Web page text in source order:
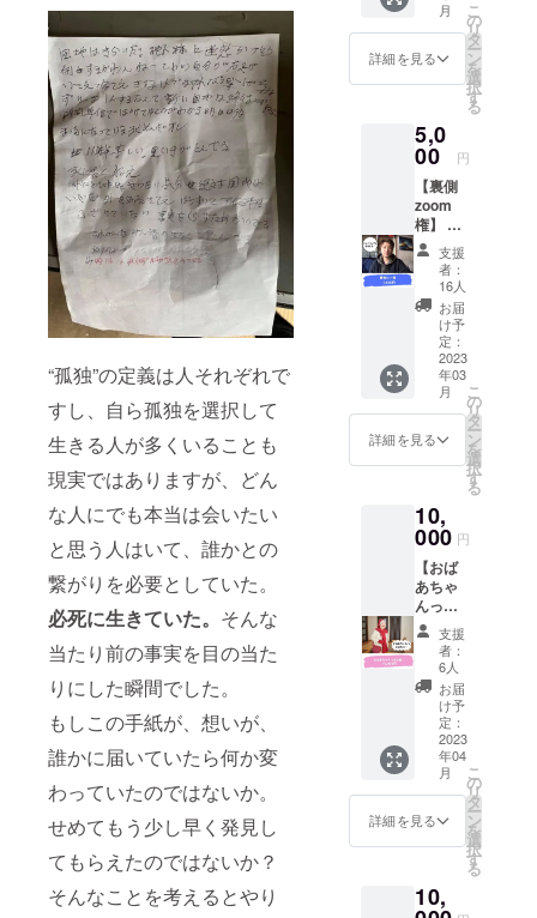
“孤独”の定義は人それぞれで
すし、自ら孤独を選択して
生きる人が多くいることも
現実ではありますが、どん
な人にでも本当は会いたい
と思う人はいて、誰かとの
繋がりを必要としていた。
必死に生きていた。 そんな
当たり前の事実を目の当た
りにした瞬間でした。
もしこの手紙が、想いが、
誰かに届いていたら何か変
わっていたのではないか。
せめてもう少し早く発見し
てもらえたのではないか？
そんなことを考えるとやり
す。 ク
ファン
ディン
質問も
私なり
にお答
えさせ
ていた
だきま
すの
で、こ
れから
クラウ
ドファ
ンディ
ングに
挑戦さ
れよう
ている
方にお
となっ
ており
ます。
こちら
のリ
ターン
のご支
援は全
て地域
の方々
への直
接支
援、利
用料の
割引に
ていた
だきま
効期限 :
2023年
ます。
ご支援
してく
はイベ
ント紹
介チラ
シなど
に「協
賛者さ
ま」と
して掲
載させ
ていた
だきま
す。 お
手数で
はござ
います
が、備
考欄に
ご入力
をお願
いいた
しま
す。 ※
ニック
ネーム
可 ※イ
ベント
開催
2023年
4月以降
2023年
に行う
イベン
てにお
名前を
ただき
ターン
の購入
者さま
には23
年5月〜
ト予定
の私の
オンラ
インサ
ロン
「生
前・遺
品整理
士のあ
たまの
中」の1
年分の
参加権
利をお
付けさ
せてい
ただき
ンサロ
ンでは
生前・
遺品整
理のリ
アルな
現場の
様子や
孤独死
や終活
につい
ての情
報を定
期的に
発信し
ていき
ます。
※通常月
額500円
ライン
月
詳細を見る
こ
の
リ
タ
ー
ン
を
選
択
す
る
5,0
00 円
【裏側
zoom
権】 キ
ングコ
ング西
野亮廣
さんに
今後の
事業プ
ランに
ついて
をzoom
で相談
させて
いただ
くので
その直
後の私
との
zoomに
参加し
ていた
だける
権で
す。 参
加して
くだ
さった
方に
は、西
野さん
にどん
なアド
を可能
支援
者：
16人
お届
け予
定：
2023
年03
月
詳細を見る
こ
の
リ
タ
ー
ン
を
選
択
す
る
10,
000 円
【おば
あちゃ
んっ子
支援】
お金の
問題で
生前整
理がで
きない
利用者
さまに
支援が
できる
権で
す。ご
支援が1
ごとに1
万円の
支援
者：
6人
お届
け予
定：
2023
年04
月
詳細を見る
こ
の
リ
タ
ー
ン
を
選
択
す
る
10,